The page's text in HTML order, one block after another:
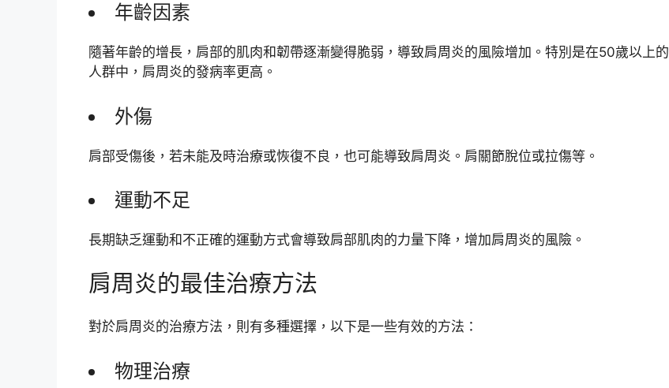
年齡因素
隨著年齡的增長，肩部的肌肉和韌帶逐漸變得脆弱，導致肩周炎的風險增加。特別是在50歲以上的
人群中，肩周炎的發病率更高。
外傷
肩部受傷後，若未能及時治療或恢復不良，也可能導致肩周炎。肩關節脫位或拉傷等。
運動不足
長期缺乏運動和不正確的運動方式會導致肩部肌肉的力量下降，增加肩周炎的風險。
肩周炎的最佳治療方法
對於肩周炎的治療方法，則有多種選擇，以下是一些有效的方法：
物理治療